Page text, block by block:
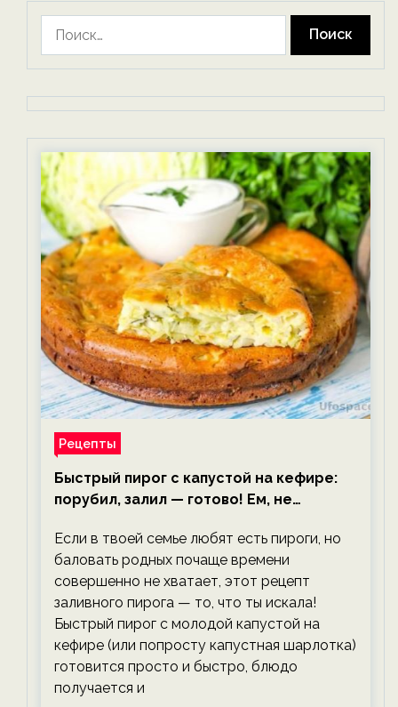
Рецепты
Быстрый пирог с капустой на кефире:
порубил, залил — готово! Ем, не
Если в твоей семье любят есть пироги, но
баловать родных почаще времени
совершенно не хватает, этот рецепт
заливного пирога — то, что ты искала!
Быстрый пирог с молодой капустой на
кефире (или попросту капустная шарлотка)
готовится просто и быстро, блюдо
получается и